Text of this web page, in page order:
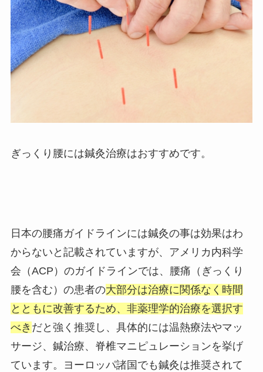
ぎっくり腰には鍼灸治療はおすすめです。
日本の腰痛ガイドラインには鍼灸の事は効果はわ
からないと記載されていますが、アメリカ内科学
会（ACP）のガイドラインでは、腰痛（ぎっくり
腰を含む）の患者の大部分は治療に関係なく時間
とともに改善するため、非薬理学的治療を選択す
べき だと強く推奨し、具体的には温熱療法やマッ
サージ、鍼治療、脊椎マニピュレーションを挙げ
ています。ヨーロッパ諸国でも鍼灸は推奨されて